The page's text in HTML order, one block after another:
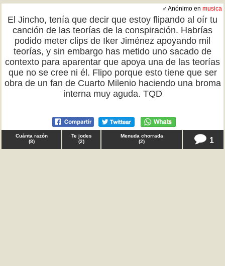
♂ Anónimo en musica
El Jincho, tenía que decir que estoy flipando al oír tu
canción de las teorías de la conspiración. Habrías
podido meter clips de Iker Jiménez apoyando mil
teorías, y sin embargo has metido uno sacado de
contexto para aparentar que apoya una de las teorías
que no se cree ni él. Flipo porque esto tiene que ser
obra de un fan de Cuarto Milenio haciendo una broma
interna muy aguda. TQD
Cuánta razón
(8)
Te jodes
(2)
Menuda chorrada
(2) 1